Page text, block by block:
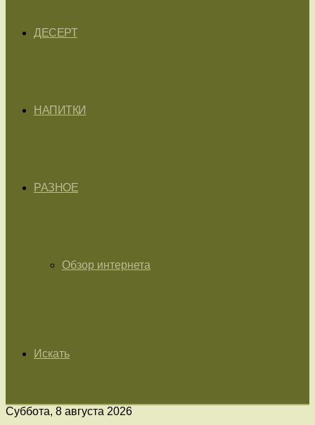
ДЕСЕРТ
НАПИТКИ
РАЗНОЕ
Обзор интернета
Искать
Суббота, 8 августа 2026